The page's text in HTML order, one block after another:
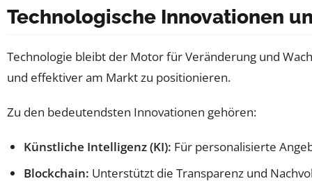
Technologische Innovationen
Technologie bleibt der Motor für Veränderung und
und effektiver am Markt zu positionieren.
Zu den bedeutendsten Innovationen gehören:
Künstliche Intelligenz (KI): Für personalisierte
Blockchain: Unterstützt die Transparenz und